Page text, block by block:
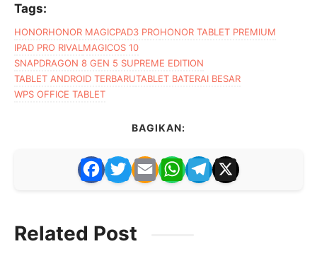
Tags:
HONORHONOR MAGICPAD3 PROHONOR TABLET PREMIUM
IPAD PRO RIVAL MAGICOS 10
SNAPDRAGON 8 GEN 5 SUPREME EDITION
TABLET ANDROID TERBARUTABLET BATERAI BESAR
WPS OFFICE TABLET
BAGIKAN:
F
a
e
T
w
er
E
m
l
W
h
T
el
X
Related Post